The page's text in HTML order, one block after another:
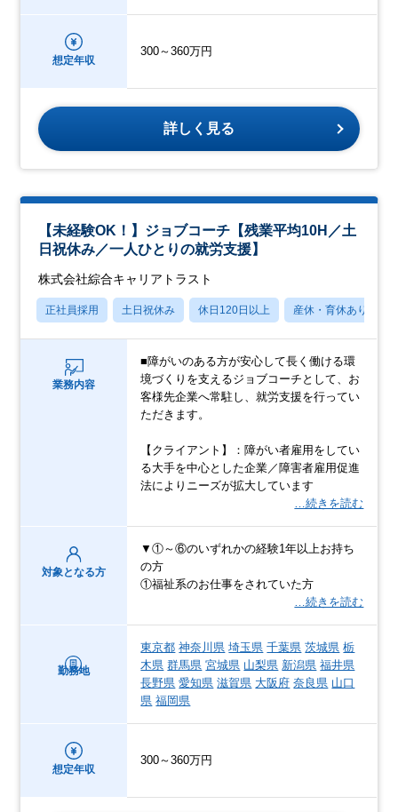
想定年収
300～360万円
詳しく見る
【未経験OK！】ジョブコーチ【残業平均10H／土
日祝休み／一人ひとりの就労支援】
株式会社綜合キャリアトラスト
正社員採用 土日祝休み 休日120日以上 産休・育休あり
業務内容
■障がいのある方が安心して長く働ける環
境づくりを支えるジョブコーチとして、お
客様先企業へ常駐し、就労支援を行ってい
ただきます。
【クライアント】：障がい者雇用をしてい
る大手を中心とした企業／障害者雇用促進
法によりニーズが拡大しています
…続きを読む
対象となる方
▼①～⑥のいずれかの経験1年以上お持ち
の方
①福祉系のお仕事をされていた方
…続きを読む
勤務地
東京都 神奈川県 埼玉県 千葉県 茨城県 栃
木県 群馬県 宮城県 山梨県 新潟県 福井県
長野県 愛知県 滋賀県 大阪府 奈良県 山口
県 福岡県
想定年収
300～360万円